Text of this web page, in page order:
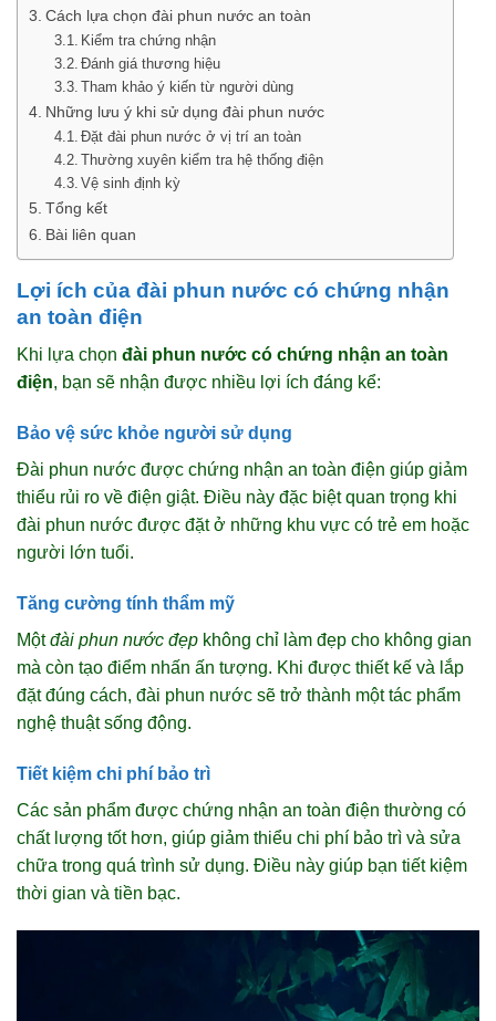
Cách lựa chọn đài phun nước an toàn
Kiểm tra chứng nhận
Đánh giá thương hiệu
Tham khảo ý kiến từ người dùng
Những lưu ý khi sử dụng đài phun nước
Đặt đài phun nước ở vị trí an toàn
Thường xuyên kiểm tra hệ thống điện
Vệ sinh định kỳ
Tổng kết
Bài liên quan
Lợi ích của đài phun nước có chứng nhận
an toàn điện
Khi lựa chọn đài phun nước có chứng nhận an toàn
điện, bạn sẽ nhận được nhiều lợi ích đáng kể:
Bảo vệ sức khỏe người sử dụng
Đài phun nước được chứng nhận an toàn điện giúp giảm
thiểu rủi ro về điện giật. Điều này đặc biệt quan trọng khi
đài phun nước được đặt ở những khu vực có trẻ em hoặc
người lớn tuổi.
Tăng cường tính thẩm mỹ
Mộtđài phun nước đẹp không chỉ làm đẹp cho không gian
mà còn tạo điểm nhấn ấn tượng. Khi được thiết kế và lắp
đặt đúng cách, đài phun nước sẽ trở thành một tác phẩm
nghệ thuật sống động.
Tiết kiệm chi phí bảo trì
Các sản phẩm được chứng nhận an toàn điện thường có
chất lượng tốt hơn, giúp giảm thiểu chi phí bảo trì và sửa
chữa trong quá trình sử dụng. Điều này giúp bạn tiết kiệm
thời gian và tiền bạc.